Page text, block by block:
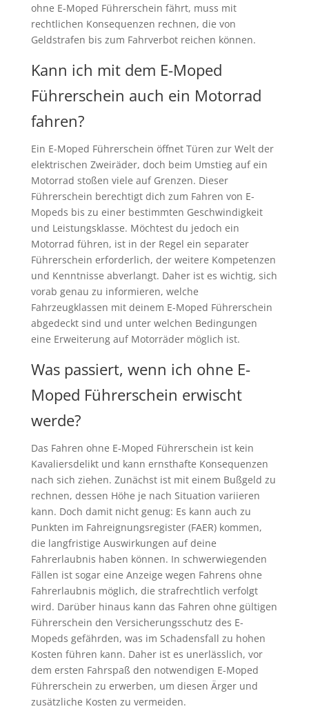
ohne E-Moped Führerschein fährt, muss mit
rechtlichen Konsequenzen rechnen, die von
Geldstrafen bis zum Fahrverbot reichen können.
Kann ich mit dem E-Moped
Führerschein auch ein Motorrad
fahren?
Ein E-Moped Führerschein öffnet Türen zur Welt der
elektrischen Zweiräder, doch beim Umstieg auf ein
Motorrad stoßen viele auf Grenzen. Dieser
Führerschein berechtigt dich zum Fahren von E-
Mopeds bis zu einer bestimmten Geschwindigkeit
und Leistungsklasse. Möchtest du jedoch ein
Motorrad führen, ist in der Regel ein separater
Führerschein erforderlich, der weitere Kompetenzen
und Kenntnisse abverlangt. Daher ist es wichtig, sich
vorab genau zu informieren, welche
Fahrzeugklassen mit deinem E-Moped Führerschein
abgedeckt sind und unter welchen Bedingungen
eine Erweiterung auf Motorräder möglich ist.
Was passiert, wenn ich ohne E-
Moped Führerschein erwischt
werde?
Das Fahren ohne E-Moped Führerschein ist kein
Kavaliersdelikt und kann ernsthafte Konsequenzen
nach sich ziehen. Zunächst ist mit einem Bußgeld zu
rechnen, dessen Höhe je nach Situation variieren
kann. Doch damit nicht genug: Es kann auch zu
Punkten im Fahreignungsregister (FAER) kommen,
die langfristige Auswirkungen auf deine
Fahrerlaubnis haben können. In schwerwiegenden
Fällen ist sogar eine Anzeige wegen Fahrens ohne
Fahrerlaubnis möglich, die strafrechtlich verfolgt
wird. Darüber hinaus kann das Fahren ohne gültigen
Führerschein den Versicherungsschutz des E-
Mopeds gefährden, was im Schadensfall zu hohen
Kosten führen kann. Daher ist es unerlässlich, vor
dem ersten Fahrspaß den notwendigen E-Moped
Führerschein zu erwerben, um diesen Ärger und
zusätzliche Kosten zu vermeiden.